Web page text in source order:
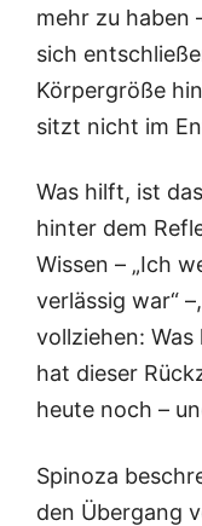
mehr zu haben
sich
Kör­per­grö­ße
sitzt nicht im
Was hilft, ist
hin­ter dem
Wis­sen – „Ich
ver­läs­sig war“
voll­zie­hen: Was
hat die­ser
heu­te noch –
Spi­no­za
den Über­gang